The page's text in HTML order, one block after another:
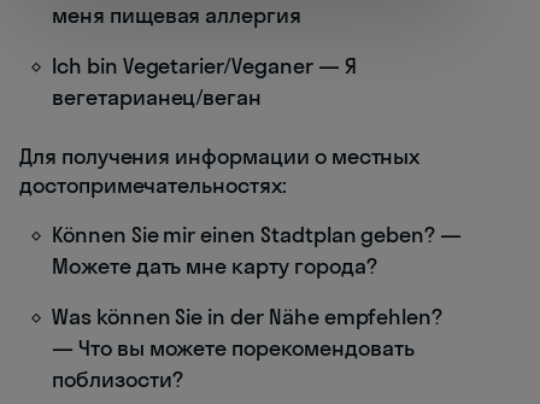
меня пищевая аллергия
Ich bin Vegetarier/Veganer — Я
вегетарианец/веган
Для получения информации о местных
достопримечательностях:
Können Sie mir einen Stadtplan geben? —
Можете дать мне карту города?
Was können Sie in der Nähe empfehlen?
— Что вы можете порекомендовать
поблизости?